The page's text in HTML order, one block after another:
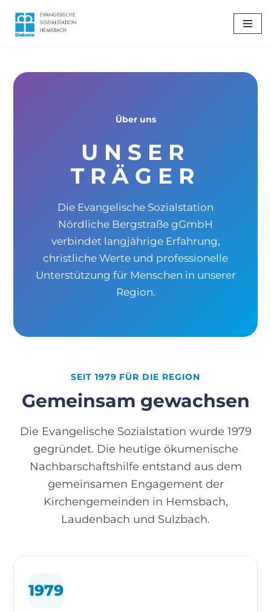
Zum
Über uns
UNSER
TRÄGER
Die Evangelische Sozialstation
Nördliche Bergstraße gGmbH
verbindet langjährige Erfahrung,
christliche Werte und professionelle
Unterstützung für Menschen in unserer
Region.
SEIT 1979 FÜR DIE REGION
Gemeinsam gewachsen
Die Evangelische Sozialstation wurde 1979
gegründet. Die heutige ökumenische
Nachbarschaftshilfe entstand aus dem
gemeinsamen Engagement der
Kirchengemeinden in Hemsbach,
Laudenbach und Sulzbach.
1979